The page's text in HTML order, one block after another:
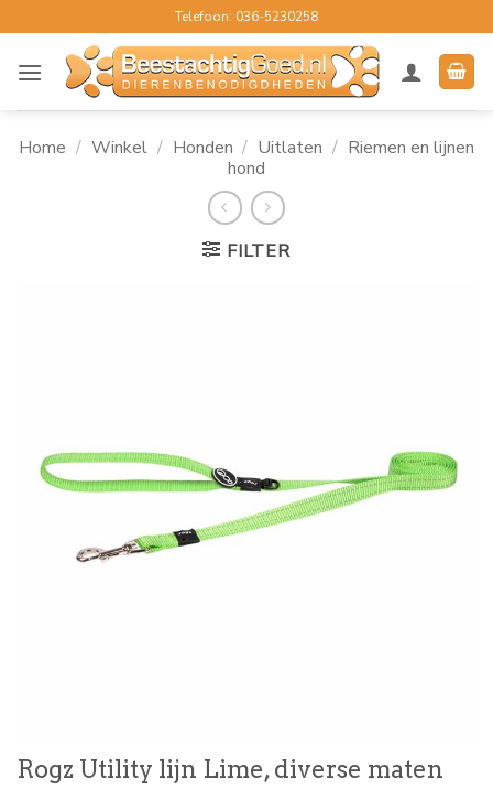
naar
inhoud
Telefoon: 036-5230258
Home / Winkel / Honden / Uitlaten / Riemen en lijnen
hond
FILTER
Rogz Utility lijn Lime, diverse maten